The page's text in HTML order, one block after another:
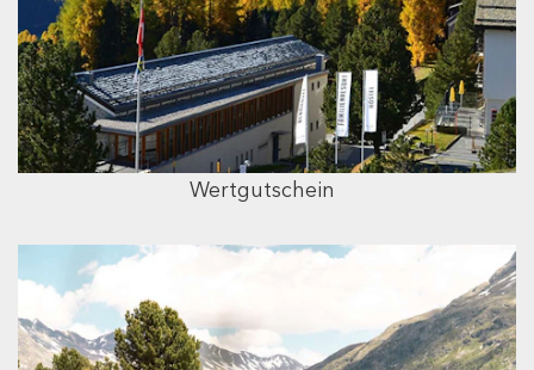
Wertgutschein